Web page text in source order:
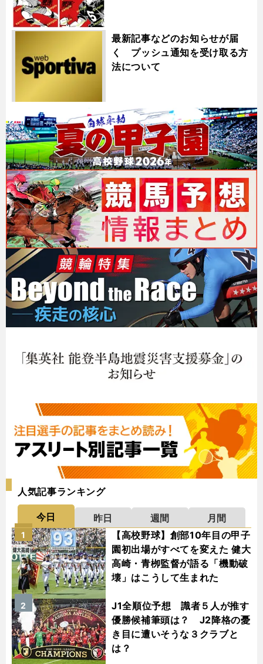
最新記事などのお知らせが届
く プッシュ通知を受け取る方
法について
人気記事ランキング
今日 昨日 週間
月間
【高校野球】創部10年目の甲子
園初出場がすべてを変えた 健大
高崎・青栁監督が語る「機動破
壊」はこうして生まれた
1
J1全順位予想 識者５人が推す
優勝候補筆頭は？ J2降格の憂
き目に遭いそうな３クラブと
は？
2